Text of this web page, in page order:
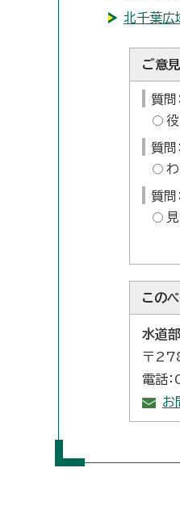
北千葉広
ご意
質問
質問
質問
この
水道
〒
電話
お